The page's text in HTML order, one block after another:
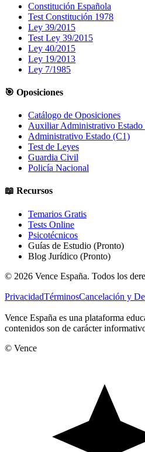
Constitución Española
Test Constitución 1978
Ley 39/2015
Test Ley 39/2015
Ley 40/2015
Ley 19/2013
Ley 7/1985
🎯 Oposiciones
Catálogo de Oposiciones
Auxiliar Administrativo Estado
Administrativo Estado (C1)
Test de Leyes
Guardia Civil
Policía Nacional
📖 Recursos
Temarios Gratis
Tests Online
Psicotécnicos
Guías de Estudio (Pronto)
Blog Jurídico (Pronto)
© 2026 Vence España. Todos los
PrivacidadTérminosCancelación y
Vence España es una plataforma
contenidos son de carácter
© Vence